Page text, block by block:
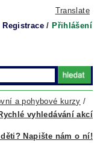
Translate
Registrace / Přihlášení
vyhledávání akcí
a pohybové kurzy /
Napište nám o ní!